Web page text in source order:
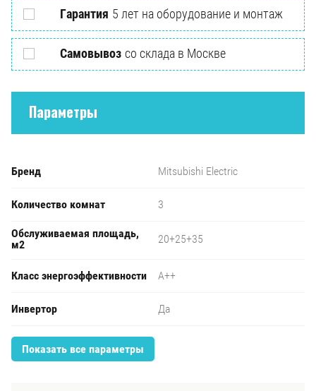
Гарантия 5 лет на оборудование и монтаж
Самовывоз со склада в Москве
Параметры
Бренд Mitsubishi Electric
Количество комнат 3
Обслуживаемая площадь,
м2
20+25+35
Класс энергоэффективности A++
Инвертор Да
Показать все параметры